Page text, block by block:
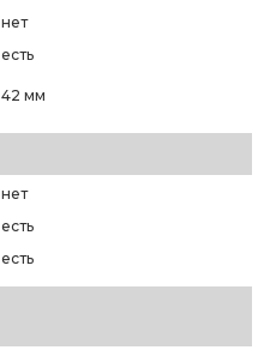
нет
есть
42 мм
нет
есть
есть